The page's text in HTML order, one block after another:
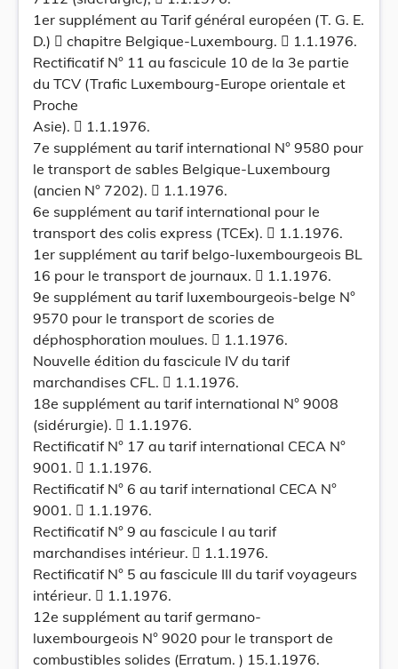
1er supplément au Tarif général européen (T. G. E.
D.)  chapitre Belgique-Luxembourg.  1.1.1976.
Rectificatif N° 11 au fascicule 10 de la 3e partie
du TCV (Trafic Luxembourg-Europe orientale et
Proche
Asie).  1.1.1976.
7e supplément au tarif international N° 9580 pour
le transport de sables Belgique-Luxembourg
(ancien N° 7202).  1.1.1976.
6e supplément au tarif international pour le
transport des colis express (TCEx).  1.1.1976.
1er supplément au tarif belgo-luxembourgeois BL
16 pour le transport de journaux.  1.1.1976.
9e supplément au tarif luxembourgeois-belge N°
9570 pour le transport de scories de
déphosphoration moulues.  1.1.1976.
Nouvelle édition du fascicule IV du tarif
marchandises CFL.  1.1.1976.
18e supplément au tarif international N° 9008
(sidérurgie).  1.1.1976.
Rectificatif N° 17 au tarif international CECA N°
9001.  1.1.1976.
Rectificatif N° 6 au tarif international CECA N°
9001.  1.1.1976.
Rectificatif N° 9 au fascicule I au tarif
marchandises intérieur.  1.1.1976.
Rectificatif N° 5 au fascicule III du tarif voyageurs
intérieur.  1.1.1976.
12e supplément au tarif germano-
luxembourgeois N° 9020 pour le transport de
combustibles solides (Erratum. ) 15.1.1976.